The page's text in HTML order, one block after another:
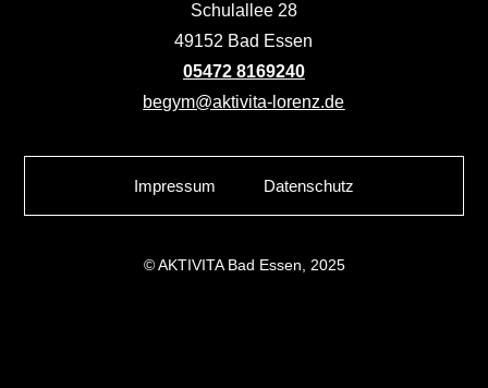
Schulallee 28
49152 Bad Essen
05472 8169240
begym@aktivita-lorenz.de
Impressum Datenschutz
© AKTIVITA Bad Essen, 2025